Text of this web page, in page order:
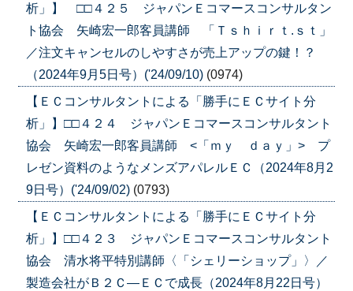
析」】 □□４２５ ジャパンＥコマースコンサルタン
ト協会 矢崎宏一郎客員講師 「Ｔｓｈｉｒｔ.ｓｔ」
／注文キャンセルのしやすさが売上アップの鍵！？
（2024年9月5日号）('24/09/10) (0974)
【ＥＣコンサルタントによる「勝手にＥＣサイト分
析」】□□４２４ ジャパンＥコマースコンサルタント
協会 矢崎宏一郎客員講師 <「ｍｙ ｄａｙ」> プ
レゼン資料のようなメンズアパレルＥＣ（2024年8月2
9日号）('24/09/02) (0793)
【ＥＣコンサルタントによる「勝手にＥＣサイト分
析」】□□４２３ ジャパンＥコマースコンサルタント
協会 清水将平特別講師〈「シェリーショップ」〉／
製造会社がＢ２Ｃ―ＥＣで成長（2024年8月22日号）